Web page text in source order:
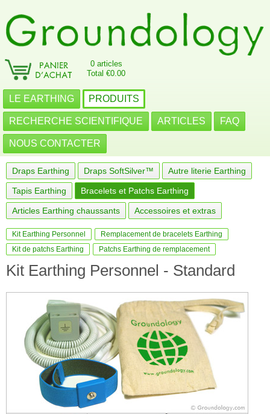
0 articles
Total €0.00
LE EARTHING PRODUITS
RECHERCHE SCIENTIFIQUE ARTICLES FAQ
NOUS CONTACTER
Draps Earthing Draps SoftSilver™ Autre literie Earthing
Tapis Earthing Bracelets et Patchs Earthing
Articles Earthing chaussants Accessoires et extras
Kit Earthing Personnel
Remplacement de bracelets Earthing
Kit de patchs Earthing
Patchs Earthing de remplacement
Kit Earthing Personnel - Standard